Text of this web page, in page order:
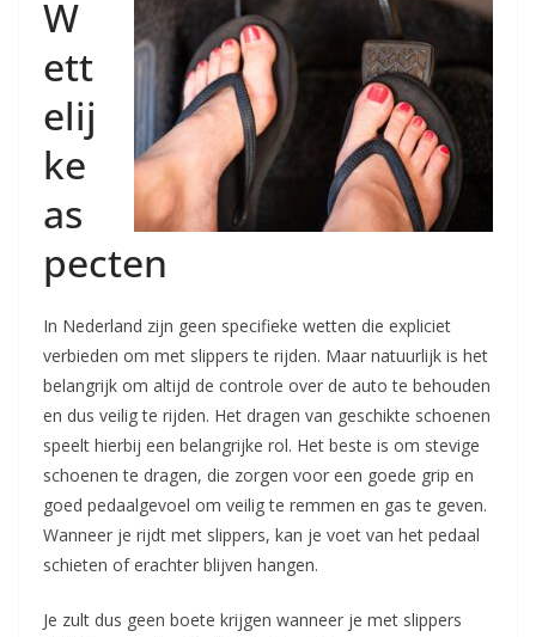
W
ett
elij
ke
as
pecten
In Nederland zijn geen specifieke wetten die expliciet
verbieden om met slippers te rijden. Maar natuurlijk is het
belangrijk om altijd de controle over de auto te behouden
en dus veilig te rijden. Het dragen van geschikte schoenen
speelt hierbij een belangrijke rol. Het beste is om stevige
schoenen te dragen, die zorgen voor een goede grip en
goed pedaalgevoel om veilig te remmen en gas te geven.
Wanneer je rijdt met slippers, kan je voet van het pedaal
schieten of erachter blijven hangen.
Je zult dus geen boete krijgen wanneer je met slippers